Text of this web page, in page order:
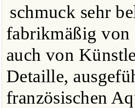
schmuck sehr
fabrikmäßig von
auch von
Detaille,
französischen